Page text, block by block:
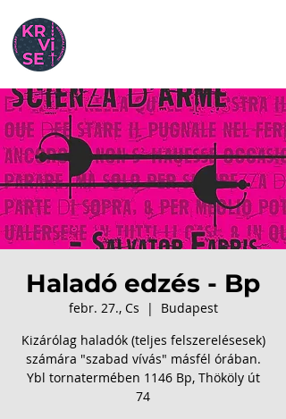
Haladó edzés - Bp
febr. 27., Cs
  |
Budapest
Kizárólag haladók (teljes felszerelésesek)
számára "szabad vívás" másfél órában.
Ybl tornatermében 1146 Bp, Thököly út
74